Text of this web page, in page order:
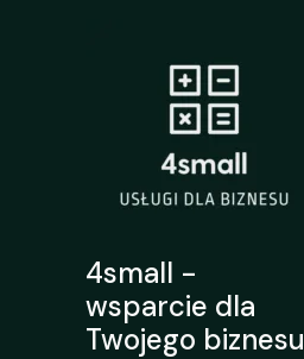
4small -
wsparcie dla
Twojego biznesu